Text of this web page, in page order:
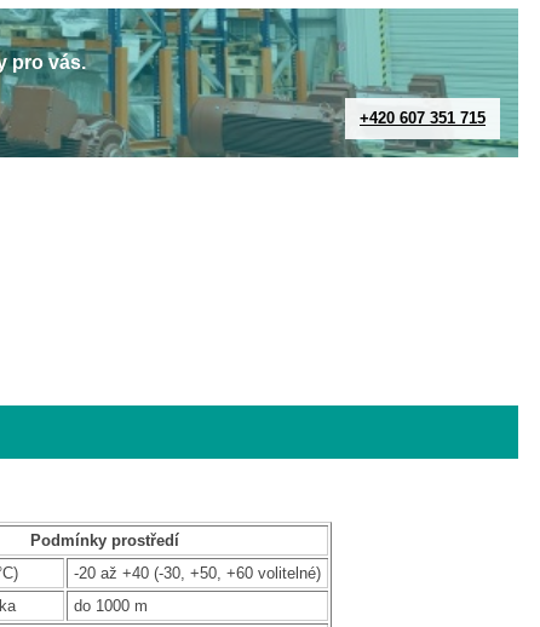
pro vás.
+420 607 351 715
Podmínky prostředí
-20 až +40 (-30, +50, +60 volitelné)
do 1000 m